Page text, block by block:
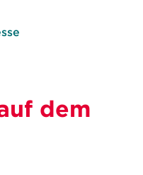
dem